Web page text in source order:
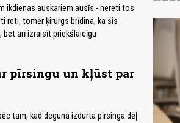
ikdienas auskariem ausīs - nereti tos
reti, tomēr ķirurgs brīdina, ka šis
bet arī izraisīt priekšlaicīgu
pīrsingu un kļūst par
tam, kad degunā izdurta pīrsinga dēļ